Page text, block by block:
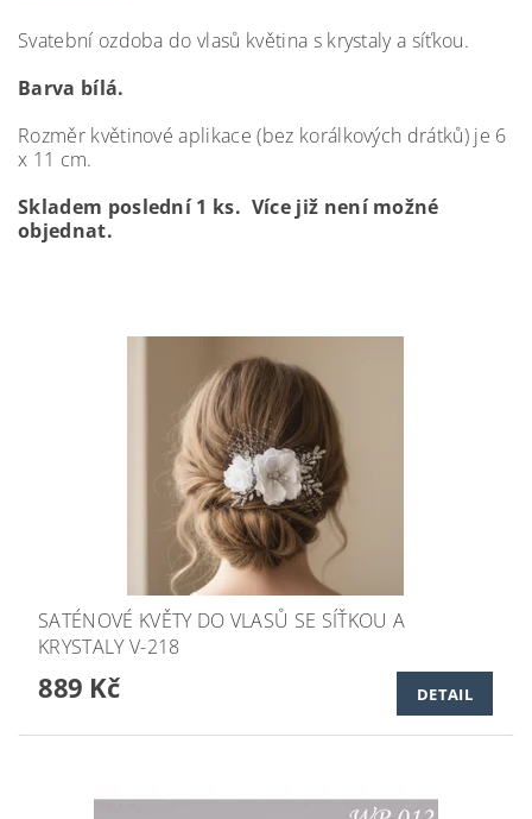
Svatební ozdoba do vlasů květina s krystaly a síťkou.
Barva bílá.
Rozměr květinové aplikace (bez korálkových drátků) je 6
x 11 cm.
Skladem poslední 1 ks. Více již není možné
objednat.
SATÉNOVÉ KVĚTY DO VLASŮ SE SÍŤKOU A
KRYSTALY V-218
889 Kč DETAIL